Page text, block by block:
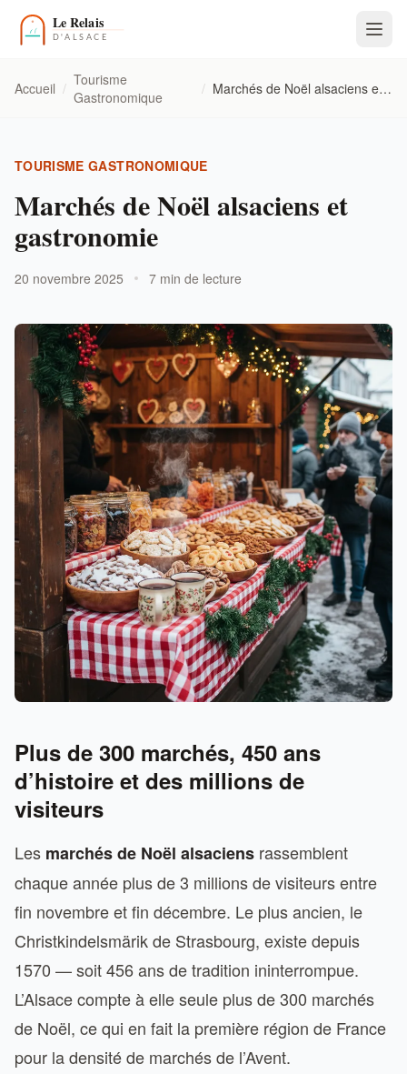
Accueil / Tourisme
Gastronomique
/ Marchés de Noël alsaciens et gastronomie
TOURISME GASTRONOMIQUE
Marchés de Noël alsaciens et
gastronomie
20 novembre 2025 7 min de lecture
Plus de 300 marchés, 450 ans
d’histoire et des millions de
visiteurs
Les marchés de Noël alsaciens rassemblent
chaque année plus de 3 millions de visiteurs entre
fin novembre et fin décembre. Le plus ancien, le
Christkindelsmärik de Strasbourg, existe depuis
1570 — soit 456 ans de tradition ininterrompue.
L’Alsace compte à elle seule plus de 300 marchés
de Noël, ce qui en fait la première région de France
pour la densité de marchés de l’Avent.